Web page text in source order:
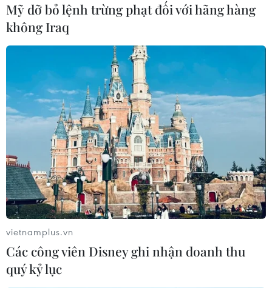
Ứng cử viên Joe Biden chiến thắng trong
cuộc bầu cử sơ bộ ở Kansas
03/05/2020 22:47
Ông Biden đã nhận được 77% số phiếu bầu và 29
phiếu đại biểu tại Kansas. Chiến thắng này đã đưa ông
Mỹ dỡ bỏ lệnh trừng phạt đối với hãng hàng
không Iraq
vietnamplus.vn
Các công viên Disney ghi nhận doanh thu
quý kỷ lục